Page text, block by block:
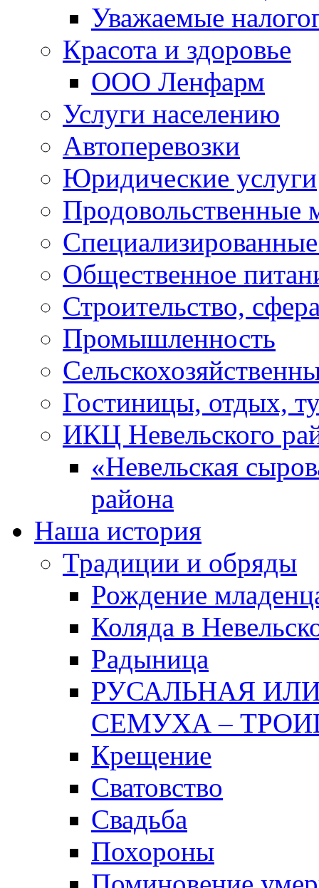
Уважаемые
Красота и здоровье
ООО Ленфарм
Услуги населению
Автоперевозки
Юридические услуги
Продовольственные
Общественное
Строительство,
Промышленность
Гостиницы, отдых,
ИКЦ Невельского
«Невельская
района
Наша история
Традиции и обряды
Рождение
Коляда в
Радыница
РУСАЛЬНАЯ
СЕМУХА –
Крещение
Сватовство
Свадьба
Похороны